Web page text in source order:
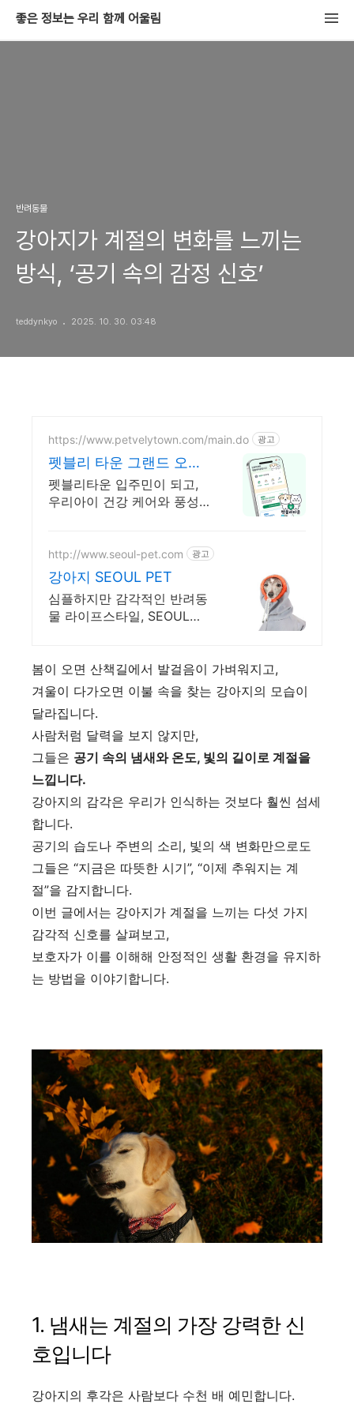
좋은 정보는 우리 함께 어울림
반려동물
강아지가 계절의 변화를 느끼는
방식, ‘공기 속의 감정 신호’
teddynkyo 2025. 10. 30. 03:48
https://www.petvelytown.com/main.do 광고
펫블리 타운 그랜드 오픈
오픈 이벤트 진행 중!
펫블리타운 입주민이 되고,
우리아이 건강 케어와 풍성
http://www.seoul-pet.com 광고
강아지 SEOUL PET
심플하지만 감각적인 반려동
물 라이프스타일, SEOUL
봄이 오면 산책길에서 발걸음이 가벼워지고,
겨울이 다가오면 이불 속을 찾는 강아지의 모습이
달라집니다.
사람처럼 달력을 보지 않지만,
그들은 공기 속의 냄새와 온도, 빛의 길이로 계절을
느낍니다.
강아지의 감각은 우리가 인식하는 것보다 훨씬 섬세
합니다.
공기의 습도나 주변의 소리, 빛의 색 변화만으로도
그들은 “지금은 따뜻한 시기”, “이제 추워지는 계
절”을 감지합니다.
이번 글에서는 강아지가 계절을 느끼는 다섯 가지
감각적 신호를 살펴보고,
보호자가 이를 이해해 안정적인 생활 환경을 유지하
는 방법을 이야기합니다.
1. 냄새는 계절의 가장 강력한 신
호입니다
강아지의 후각은 사람보다 수천 배 예민합니다.